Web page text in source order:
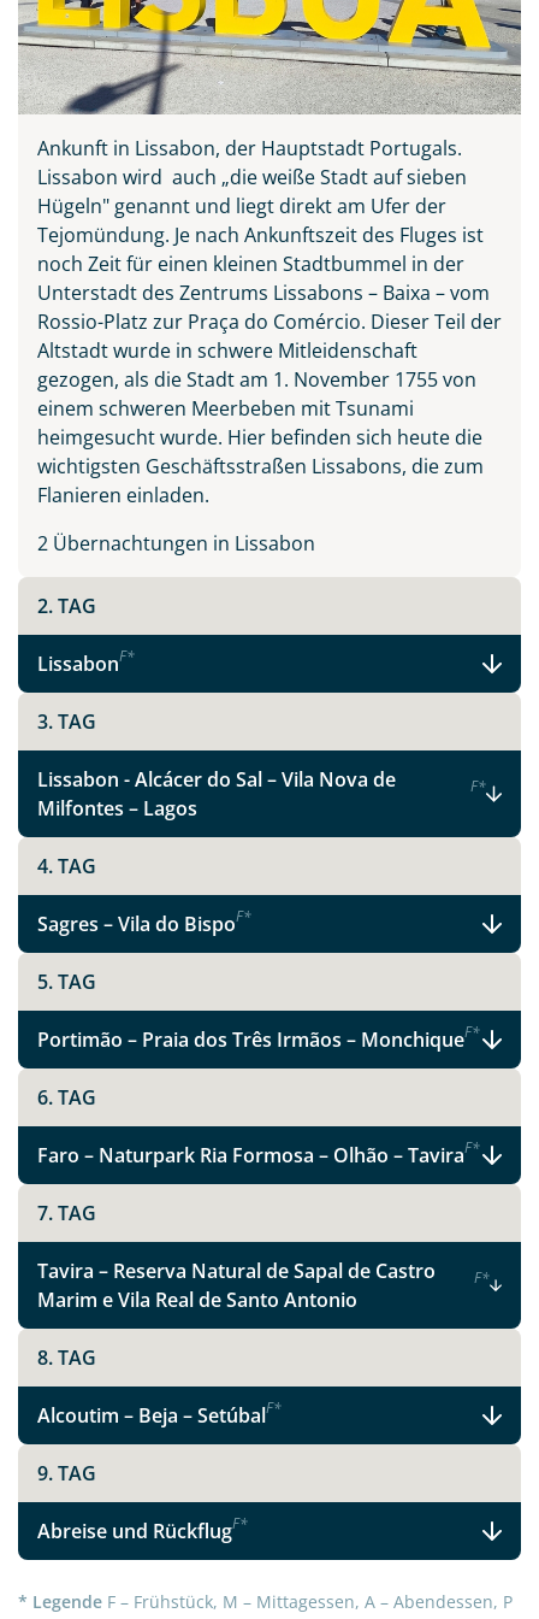
Teile diese Reise
Facebook
Instagram
Ankunft in Lissabon, der Hauptstadt Portugals.
Lissabon wird auch „die weiße Stadt auf sieben
Hügeln" genannt und liegt direkt am Ufer der
Tejomündung. Je nach Ankunftszeit des Fluges ist
noch Zeit für einen kleinen Stadtbummel in der
Unterstadt des Zentrums Lissabons – Baixa – vom
Rossio-Platz zur Praça do Comércio. Dieser Teil der
Altstadt wurde in schwere Mitleidenschaft
gezogen, als die Stadt am 1. November 1755 von
einem schweren Meerbeben mit Tsunami
heimgesucht wurde. Hier befinden sich heute die
wichtigsten Geschäftsstraßen Lissabons, die zum
Flanieren einladen.
2 Übernachtungen in Lissabon
2. TAG
LissabonF*
3. TAG
Lissabon - Alcácer do Sal – Vila Nova de
Milfontes – Lagos
F*
4. TAG
Sagres – Vila do BispoF*
5. TAG
Portimão – Praia dos Três Irmãos – MonchiqueF*
6. TAG
Faro – Naturpark Ria Formosa – Olhão – TaviraF*
7. TAG
Tavira – Reserva Natural de Sapal de Castro
Marim e Vila Real de Santo Antonio
F*
8. TAG
Alcoutim – Beja – SetúbalF*
9. TAG
Abreise und RückflugF*
* Legende F – Frühstück, M – Mittagessen, A – Abendessen, P